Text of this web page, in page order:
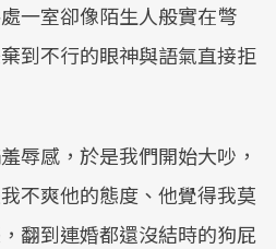
一室卻像陌生人般實在彆
到不行的眼神與語氣直接拒
辱感，於是我們開始大吵，
不爽他的態度、他覺得我莫
翻到連婚都還沒結時的狗屁